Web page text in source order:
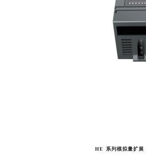
HE 系列模拟量扩展